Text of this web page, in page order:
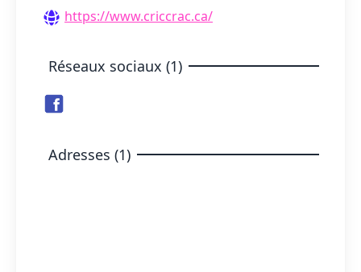
https://www.criccrac.ca/
Réseaux sociaux (1)
Adresses (1)